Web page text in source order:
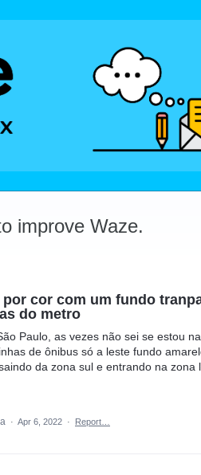
improve Waze.
cor com um fundo
do metro
Paulo, as vezes não sei se estou
de ônibus só a leste fundo
da zona sul e entrando na zona
· Apr 6, 2022 · Report…